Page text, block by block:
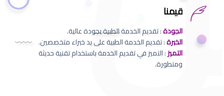
قيمنا
الجودة: تقديم الخدمة الطبية بجودة عالية.
الخبرة: تقديم الخدمة الطبية على يد خبراء متخصصين.
التميز: التميز في تقديم الخدمة باستخدام تقنية حديثة
ومتطورة.